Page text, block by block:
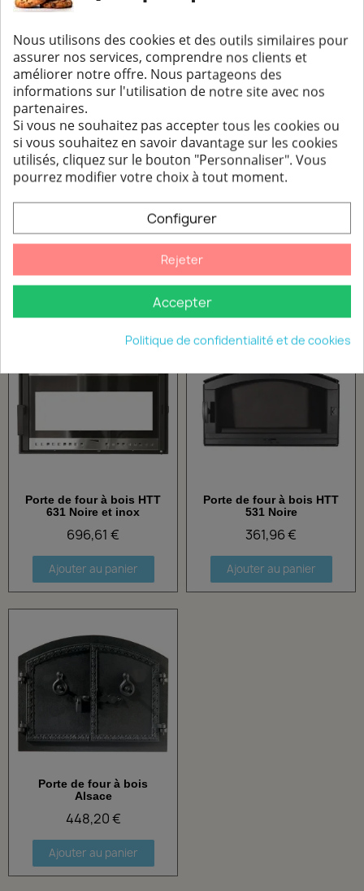
Grande porte de four
Ajouter au panier
Porte de four à bois HTT
Ajouter au panier
Aperçu rapide
Porte de four à bois HTT
631 Noire et inox
696,61 €
Ajouter au panier
Aperçu rapide
Porte de four à bois HTT
531 Noire
361,96 €
Ajouter au panier
Aperçu rapide
Porte de four à bois
Alsace
448,20 €
Ajouter au panier
Nous utilisons des cookies et des outils similaires pour
assurer nos services, comprendre nos clients et
améliorer notre offre. Nous partageons des
informations sur l'utilisation de notre site avec nos
partenaires.
Si vous ne souhaitez pas accepter tous les cookies ou
si vous souhaitez en savoir davantage sur les cookies
utilisés, cliquez sur le bouton "Personnaliser". Vous
pourrez modifier votre choix à tout moment.
Configurer
Rejeter
Accepter
Politique de confidentialité et de cookies